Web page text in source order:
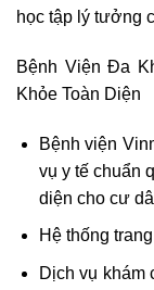
học tập lý tưởng
Bệnh Viện Đa
Khỏe Toàn Diện
Bệnh viện
vụ y tế chuẩn
diện cho cư
Hệ thống
Dịch vụ